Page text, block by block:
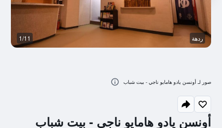
أونسن يادو هامايو ناجي - بيت شباب
ردهة 1/11
صور لـ أونسن يادو هامايو ناجي - بيت شباب